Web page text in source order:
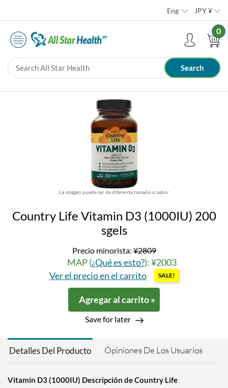
Eng JPY¥
0
La imágen puede ser de diferente tamaño o sabor
Country Life Vitamin D3 (1000IU) 200
sgels
Precio minorista:¥2809
MAP (¿Qué es esto?): ¥2003
Ver el precio en el carrito
SALE!
Agregar al carrito »
Save for later
Detalles Del Producto Opiniones De Los Usuarios
Vitamin D3 (1000IU) Descripción de Country Life